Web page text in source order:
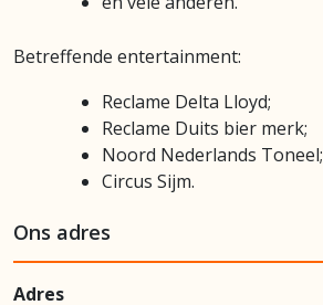
Betreffende entertainment:
Reclame Delta Lloyd;
Reclame Duits bier merk;
Noord Nederlands Toneel;
Circus Sijm.
Ons adres
Adres